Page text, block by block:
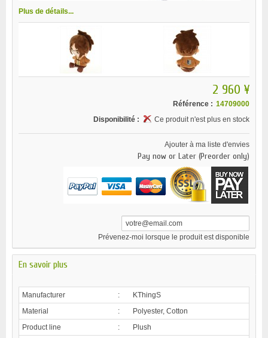
Plus de détails...
2 960 ¥
Référence : 14709000
Disponibilité :
Ce produit n'est plus en stock
Ajouter à ma liste d'envies
Pay now or Later (Preorder only)
Prévenez-moi lorsque le produit est disponible
En savoir plus
Manufacturer :
KThingS
Material
:
Polyester, Cotton
Product line
: Plush